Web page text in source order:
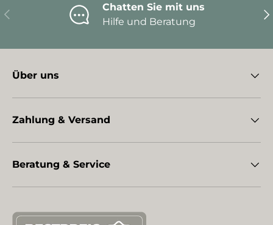
Vorherige
Chatten Sie mit uns
Hilfe und Beratung
Über uns
Zahlung & Versand
Beratung & Service